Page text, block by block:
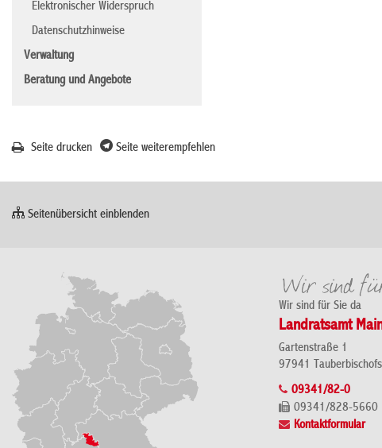
Elektronischer Widerspruch
Datenschutzhinweise
Verwaltung
Beratung und Angebote
Seite drucken Seite weiterempfehlen
Seitenübersicht einblenden
Wir sind für Sie da
Landratsamt
Gartenstraße 1
97941
09341/82-0
09341/828-5660
Kontaktformular